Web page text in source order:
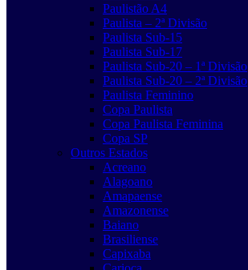
Paulistão A4
Paulista – 2ª Divisão
Paulista Sub-15
Paulista Sub-17
Paulista Sub-20 – 1ª Divisão
Paulista Sub-20 – 2ª Divisão
Paulista Feminino
Copa Paulista
Copa Paulista Feminina
Copa SP
Outros Estados
Acreano
Alagoano
Amapaense
Amazonense
Baiano
Brasiliense
Capixaba